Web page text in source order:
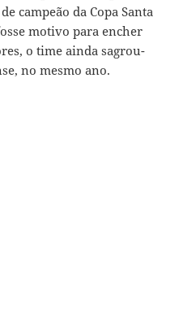
campeão da Copa Santa
motivo para encher
o time ainda sagrou-
no mesmo ano.